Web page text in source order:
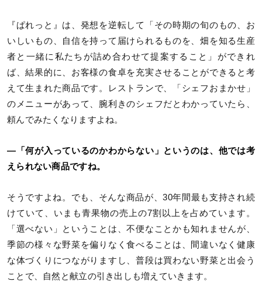
『ぱれっと』は、発想を逆転して「その時期の旬のもの、お
いしいもの、自信を持って届けられるものを、畑を知る生産
者と一緒に私たちが詰め合わせて提案すること」ができれ
ば、結果的に、お客様の食卓を充実させることができると考
えて生まれた商品です。レストランで、「シェフおまかせ」
のメニューがあって、腕利きのシェフだとわかっていたら、
頼んでみたくなりますよね。
―「何が入っているのかわからない」というのは、他では考
えられない商品ですね。
そうですよね。でも、そんな商品が、30年間最も支持され続
けていて、いまも青果物の売上の7割以上を占めています。
「選べない」ということは、不便なことかも知れませんが、
季節の様々な野菜を偏りなく食べることは、間違いなく健康
な体づくりにつながりますし、普段は買わない野菜と出会う
ことで、自然と献立の引き出しも増えていきます。